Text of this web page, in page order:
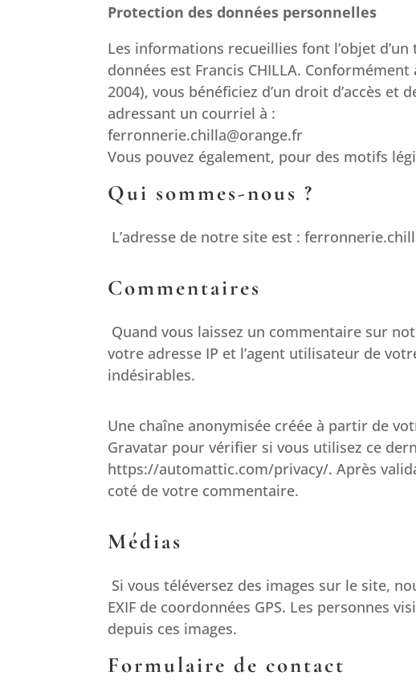
Protection des données personnelles
Les informations recueillies font l’objet
données est Francis CHILLA.
2004), vous bénéficiez d’un droit d’accès
adressant un courriel à :
ferronnerie.chilla@orange.fr
Vous pouvez également, pour des motifs
Qui sommes-nous ?
L’adresse de notre site est :
Commentaires
Quand vous laissez un commentaire sur
votre adresse IP et l’agent utilisateur de
indésirables.
Une chaîne anonymisée créée à partir de
Gravatar pour vérifier si vous utilisez ce
https://automattic.com/privacy/. Après
coté de votre commentaire.
Médias
Si vous téléversez des images sur le site,
EXIF de coordonnées GPS. Les personnes
depuis ces images.
Formulaire de contact